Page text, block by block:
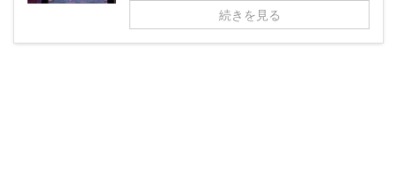
続きを見る